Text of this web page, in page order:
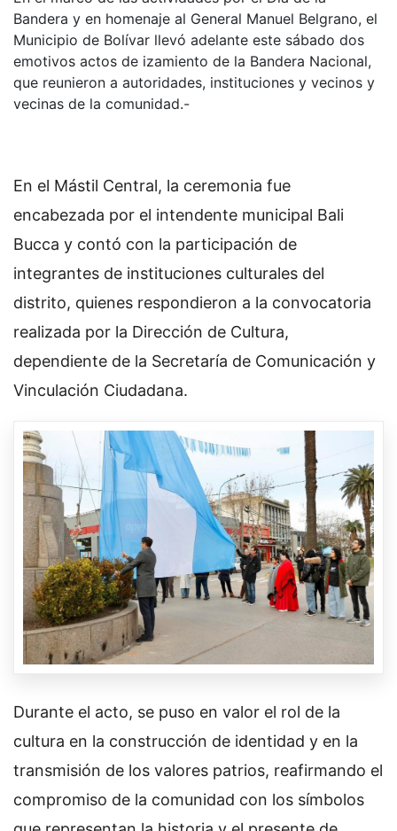
Bandera y en homenaje al General Manuel Belgrano, el
Municipio de Bolívar llevó adelante este sábado dos
emotivos actos de izamiento de la Bandera Nacional,
que reunieron a autoridades, instituciones y vecinos y
vecinas de la comunidad.-
En el Mástil Central, la ceremonia fue
encabezada por el intendente municipal Bali
Bucca y contó con la participación de
integrantes de instituciones culturales del
distrito, quienes respondieron a la convocatoria
realizada por la Dirección de Cultura,
dependiente de la Secretaría de Comunicación y
Vinculación Ciudadana.
Durante el acto, se puso en valor el rol de la
cultura en la construcción de identidad y en la
transmisión de los valores patrios, reafirmando el
compromiso de la comunidad con los símbolos